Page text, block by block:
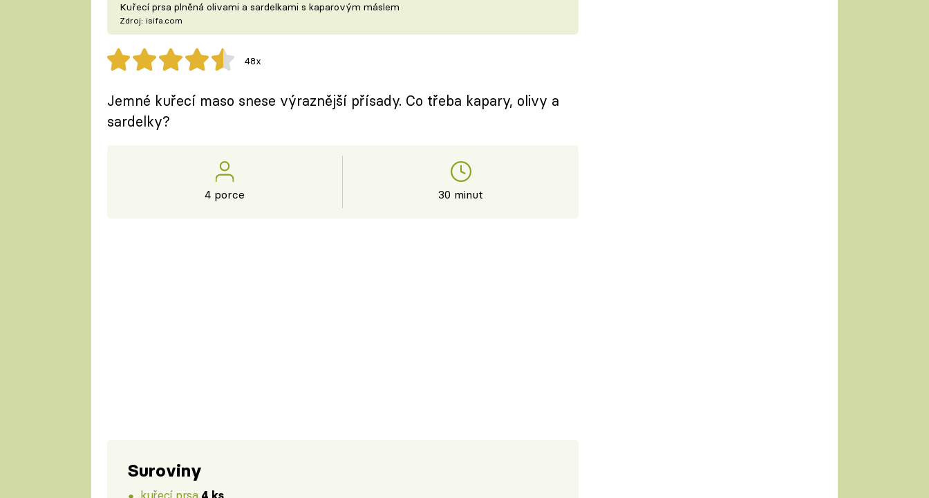
Kuřecí prsa plněná olivami a sardelkami s kaparovým máslem
Zdroj: isifa.com
48x
Jemné kuřecí maso snese výraznější přísady. Co třeba kapary, olivy a
sardelky?
4 porce 30 minut
Suroviny
kuřecí prsa